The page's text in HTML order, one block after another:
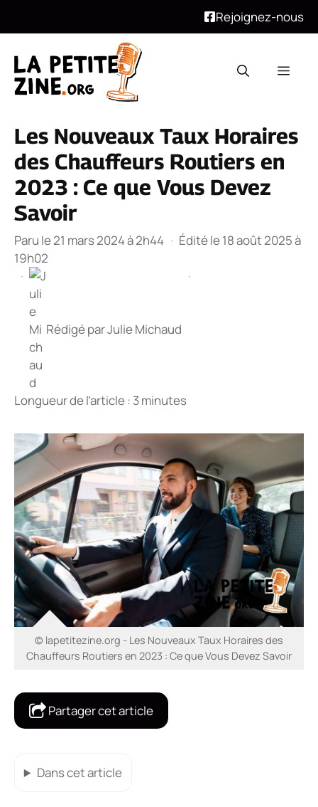
Rejoignez-nous
contenu
Les Nouveaux Taux Horaires
des Chauffeurs Routiers en
2023 : Ce que Vous Devez
Savoir
Paru le 21 mars 2024 à 2h44 · Édité le 18 août 2025 à
19h02
·
Rédigé parJulie Michaud
·
Longueur de l’article : 3 minutes
© lapetitezine.org - Les Nouveaux Taux Horaires des
Chauffeurs Routiers en 2023 : Ce que Vous Devez Savoir
Partager cet article
Dans cet article